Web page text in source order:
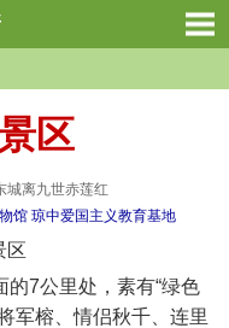
区
城离九世赤莲红
馆 琼中爱国主义教育基地
7公里处，素有“绿色
军榕、情侣秋千、连里